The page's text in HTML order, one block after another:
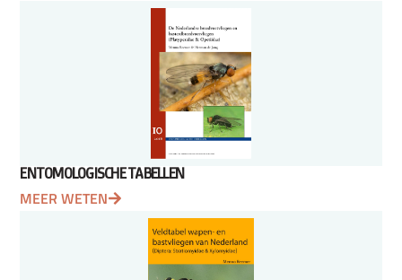
ENTOMOLOGISCHE TABELLEN
MEER WETEN